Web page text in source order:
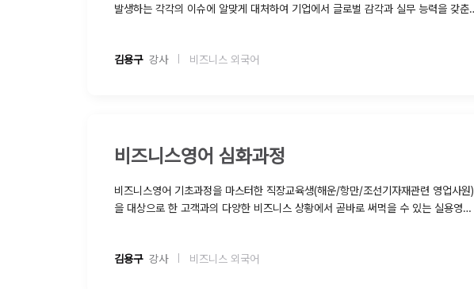
발생하는 각각의 이슈에 알맞게 대처하여 기업에서 글로벌 감각과 실무 능력을 갖춘
김용구 강사 비즈니스 외국어
비즈니스영어 심화과정
비즈니스영어 기초과정을 마스터한 직장교육생(해운/항만/조선기자재관련 영업사원)
을 대상으로 한 고객과의 다양한 비즈니스 상황에서 곧바로 써먹을 수 있는 실용영어
김용구 강사 비즈니스 외국어